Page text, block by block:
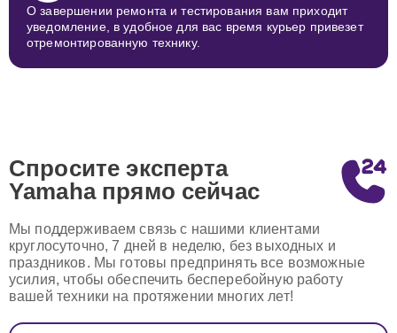
О завершении ремонта и тестирования вам приходит
уведомление, в удобное для вас время курьер привезет
отремонтированную технику.
Спросите эксперта
Yamaha прямо сейчас
Мы поддерживаем связь с нашими клиентами
круглосуточно, 7 дней в неделю, без выходных и
праздников. Мы готовы предпринять все возможные
усилия, чтобы обеспечить бесперебойную работу
вашей техники на протяжении многих лет!